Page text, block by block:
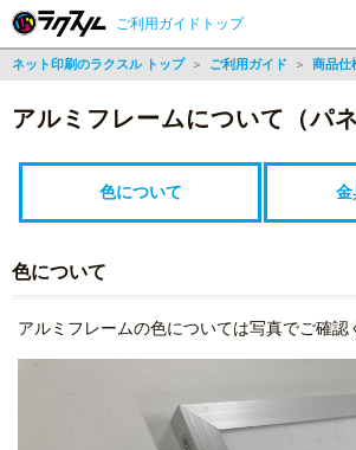
ご利用ガイドトップ
ネット印刷のラクスル トップ ＞ ご利用ガイド ＞ 商品仕
アルミフレームについて（パネ
色について 金
色について
アルミフレームの色については写真でご確認